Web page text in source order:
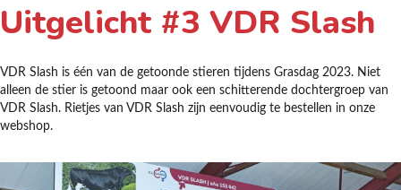
Uitgelicht #3 VDR Slash
VDR Slash is één van de getoonde stieren tijdens Grasdag 2023. Niet
alleen de stier is getoond maar ook een schitterende dochtergroep van
VDR Slash. Rietjes van VDR Slash zijn eenvoudig te bestellen in onze
webshop.